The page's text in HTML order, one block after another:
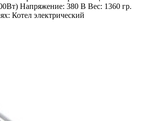
Напряжение: 380 В Вес: 1360 гр.
Котел электрический